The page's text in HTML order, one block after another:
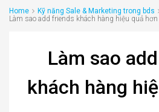
Home
Kỹ năng Sale & Marketing trong bds
Làm sao add friends khách hàng hiệu quả hơn
Làm sao
khách hàng